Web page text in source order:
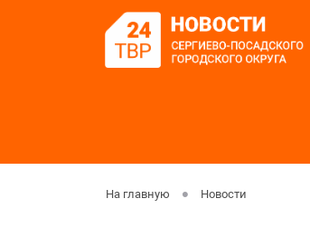
На главную Новости